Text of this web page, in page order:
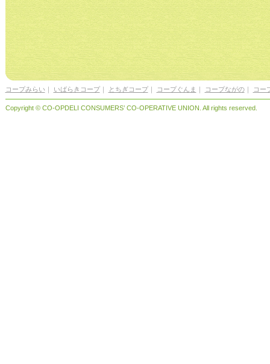
コープみらい ｜ いばらきコープ｜ とちぎコープ｜ コープぐんま ｜ コープながの｜ コー
Copyright © CO-OPDELI CONSUMERS’ CO-OPERATIVE UNION. All rights reserved.